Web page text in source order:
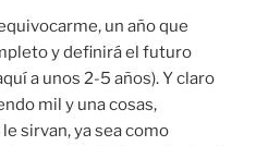
un año que
y definirá el futuro
a unos 2-5 años). Y claro
mil y una cosas,
sirvan, ya sea como